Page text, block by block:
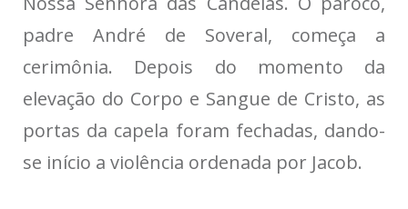
padre André de Soveral, começa a
cerimônia. Depois do momento da
elevação do Corpo e Sangue de Cristo, as
portas da capela foram fechadas, dando-
se início a violência ordenada por Jacob.